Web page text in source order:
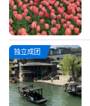
独立成团